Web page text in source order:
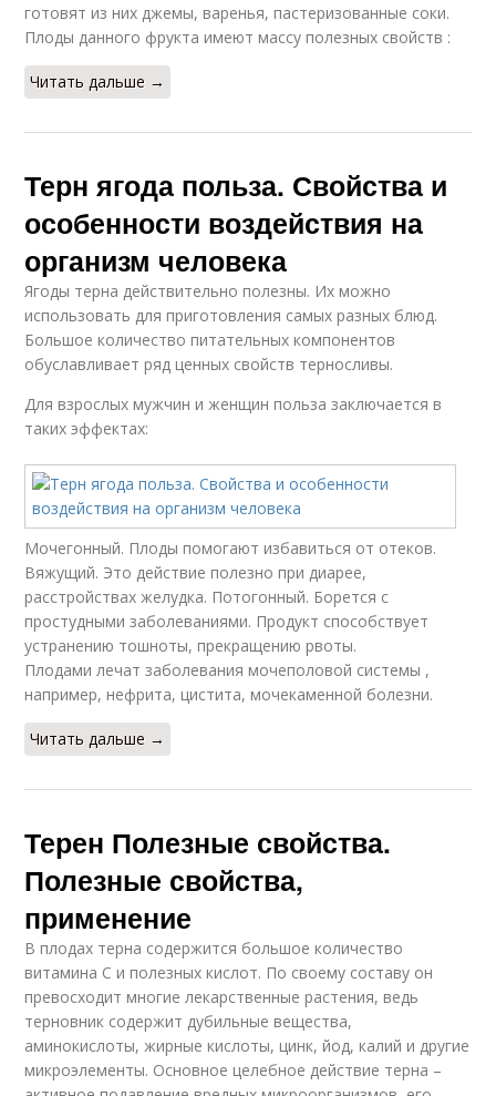
готовят из них джемы, варенья, пастеризованные соки.
Плоды данного фрукта имеют массу полезных свойств :
Читать дальше →
Терн ягода польза. Свойства и
особенности воздействия на
организм человека
Ягоды терна действительно полезны. Их можно
использовать для приготовления самых разных блюд.
Большое количество питательных компонентов
обуславливает ряд ценных свойств терносливы.
Для взрослых мужчин и женщин польза заключается в
таких эффектах:
Мочегонный. Плоды помогают избавиться от отеков.
Вяжущий. Это действие полезно при диарее,
расстройствах желудка. Потогонный. Борется с
простудными заболеваниями. Продукт способствует
устранению тошноты, прекращению рвоты.
Плодами лечат заболевания мочеполовой системы ,
например, нефрита, цистита, мочекаменной болезни.
Читать дальше →
Терен Полезные свойства.
Полезные свойства,
применение
В плодах терна содержится большое количество
витамина С и полезных кислот. По своему составу он
превосходит многие лекарственные растения, ведь
терновник содержит дубильные вещества,
аминокислоты, жирные кислоты, цинк, йод, калий и другие
микроэлементы. Основное целебное действие терна –